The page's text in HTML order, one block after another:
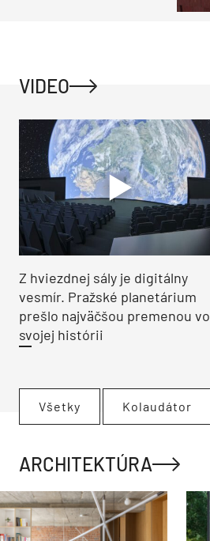
VIDEO
Z hviezdnej sály je digitálny
vesmír. Pražské planetárium
prešlo najväčšou premenou vo
svojej histórii
Všetky Kolaudátor
ARCHITEKTÚRA